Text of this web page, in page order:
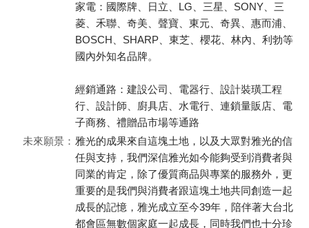
家電：國際牌、日立、LG、三星、SONY、三
菱、禾聯、奇美、聲寶、東元、奇異、惠而浦、
BOSCH、SHARP、東芝、櫻花、林內、利勃等
國內外知名品牌。
經銷通路：建設公司、電器行、設計裝璜工程
行、設計師、廚具店、水電行、連鎖量販店、電
子商務、禮贈品市場等通路
未來願景： 雅光的成果來自這塊土地，以及大眾對雅光的信
任與支持，我們深信雅光如今能夠受到消費者與
同業的肯定，除了優質商品與專業的服務外，更
重要的是我們與消費者跟這塊土地共同創造一起
成長的記憶，雅光成立至今39年，陪伴著大台北
都會區無數個家庭一起成長，同時我們也十分珍